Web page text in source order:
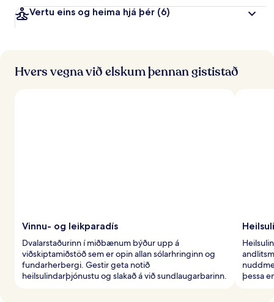
Vertu eins og heima hjá þér (6)
Hvers vegna við elskum þennan gististað
Vinnu- og leikparadís
Dvalarstaðurinn í miðbænum býður upp á
viðskiptamiðstöð sem er opin allan sólarhringinn og
fundarherbergi. Gestir geta notið
heilsulindarþjónustu og slakað á við sundlaugarbarinn.
þessa